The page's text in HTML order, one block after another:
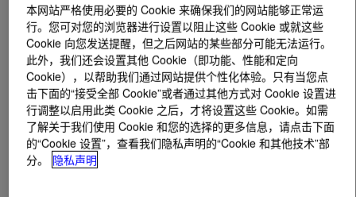
什么是WALOCEL™ MK 25000 PFV Cellulose Ether
本网站严格使用必要的 Cookie 来确保我们的网站能够正常运
行。您可对您的浏览器进行设置以阻止这些 Cookie 或就这些
Cookie 向您发送提醒，但之后网站的某些部分可能无法运行。
此外，我们还会设置其他 Cookie（即功能、性能和定向
Cookie），以帮助我们通过网站提供个性化体验。只有当您点
击下面的“接受全部 Cookie”或者通过其他方式对 Cookie 设置进
行调整以启用此类 Cookie 之后，才将设置这些 Cookie。如需
了解关于我们使用 Cookie 和您的选择的更多信息，请点击下面
的“Cookie 设置”，查看我们隐私声明的“Cookie 和其他技术”部
分。
隐私声明